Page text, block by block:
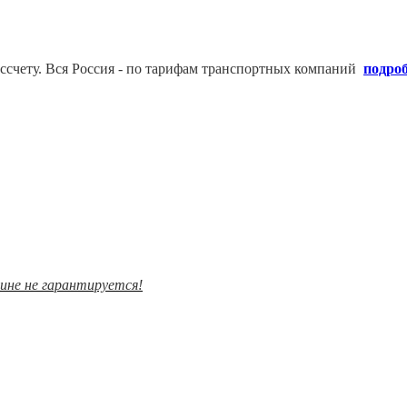
Вся Россия - по тарифам транспортных компаний
не гарантируется!